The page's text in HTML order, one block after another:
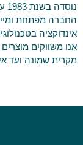
נוסדה בשנת 1983 ע”י שלמה ואמנון בן ארצי.
החברה מפתחת
אינדוקציה
אנו משווקים
מקרית שמונה ועד